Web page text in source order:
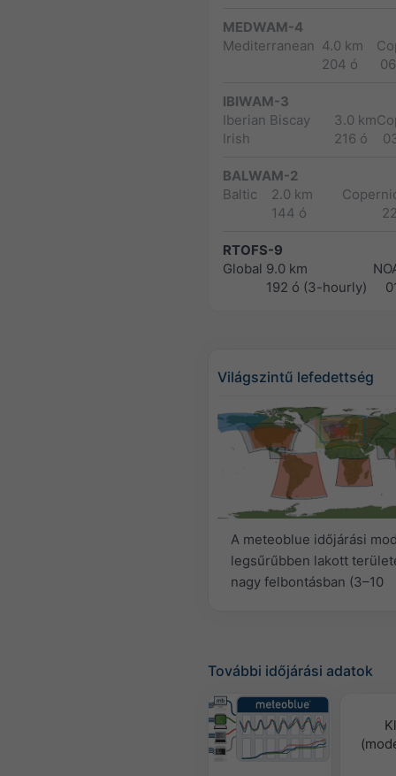
MEDWAM-4
Mediterranean 4.0 km
204 ó
IBIWAM-3
Iberian Biscay
Irish
3.0 km
216 ó
BALWAM-2
Baltic
2.0 km
144 ó
RTOFS-9
Global 9.0 km
192 ó (3-hourly)
Világszintű lefedettség
A meteoblue időjárási
legsűrűbben lakott
nagy felbontásban (3–10
További időjárási adatok